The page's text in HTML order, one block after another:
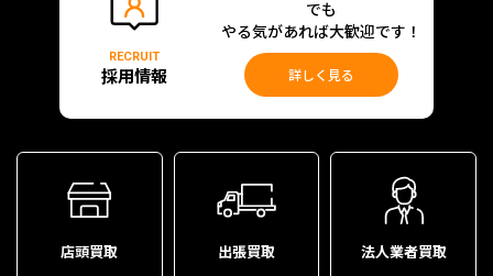
RECRUIT
採用情報
でも
やる気があれば大歓迎です！
詳しく見る
店頭買取 出張買取 法人業者買取